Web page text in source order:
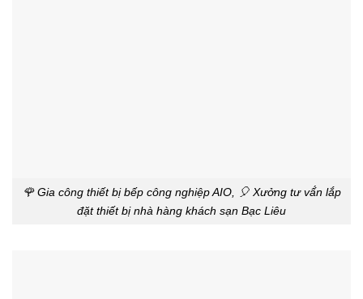
🌹 Gia công thiết bị bếp công nghiệp AIO, 🎈 Xưởng tư vấ́n lắp
đặt thiết bị nhà hàng khách sạn Bạc Liêu